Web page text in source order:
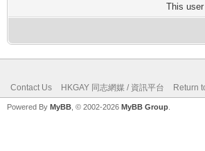
This
Contact Us HKGAY 同志網媒 / 資訊平台 Return
Powered By MyBB , © 2002-2026 MyBB Group